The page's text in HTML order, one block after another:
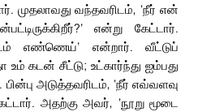
முதலாவது வந்தவரிடம், ‘நீர் என்
என்று கேட்டார்.
எண்ணெய்’ என்றார். வீட்டுப்
கடன் சீட்டு; உட்கார்ந்து ஐம்பது
அடுத்தவரிடம், ‘நீர் எவ்வளவு
அதற்கு அவர், ‘நூறு மூடை